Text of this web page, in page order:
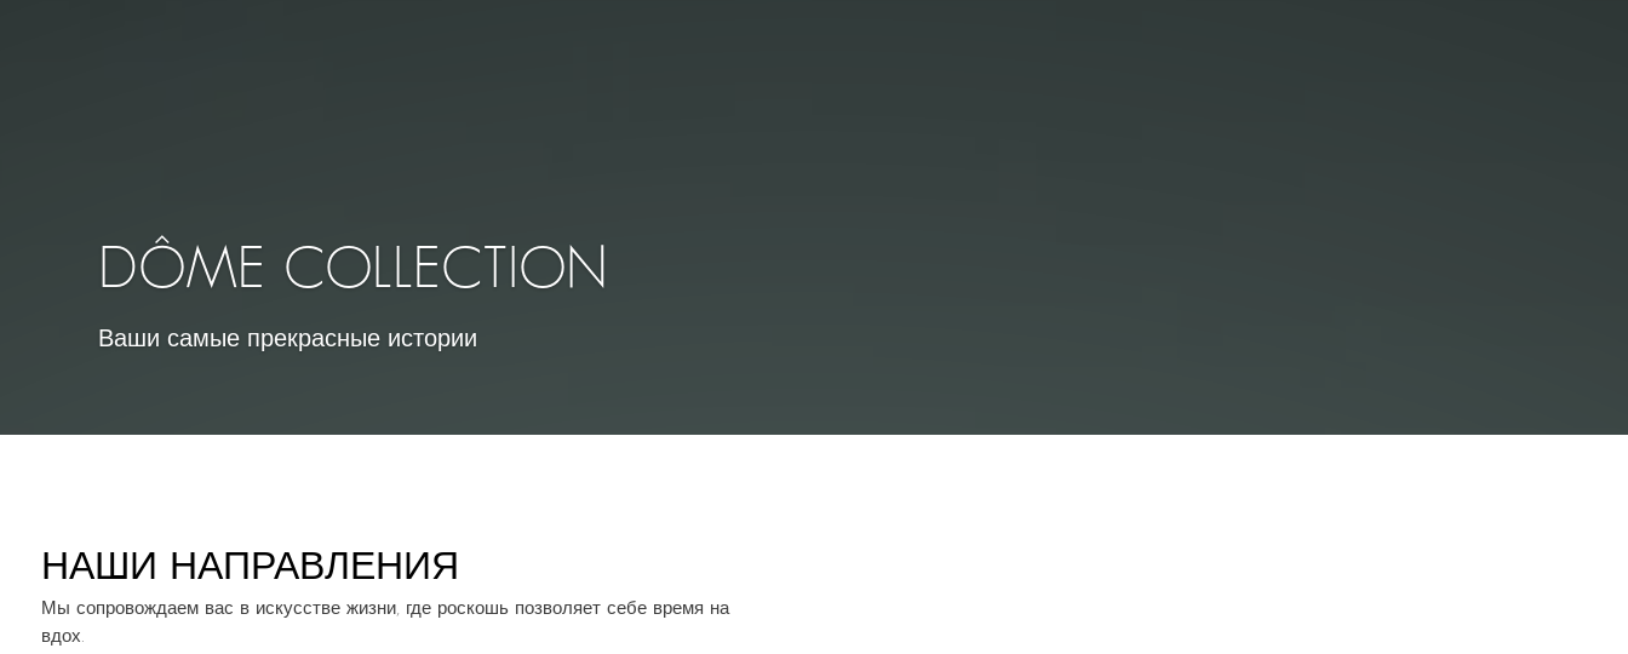
DÔME COLLECTION
Ваши самые прекрасные истории
НАШИ НАПРАВЛЕНИЯ
Мы сопровождаем вас в искусстве жизни, где роскошь позволяет себе время на
вдох.